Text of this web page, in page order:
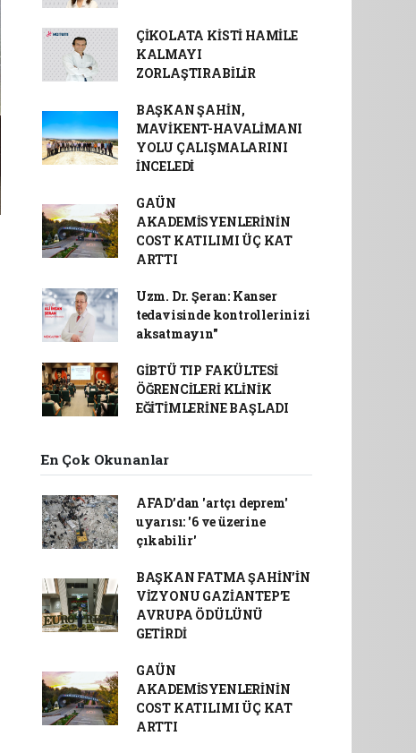
ÇİKOLATA KİSTİ HAMİLE
KALMAYI
ZORLAŞTIRABİLİR
BAŞKAN ŞAHİN,
MAVİKENT-HAVALİMANI
YOLU ÇALIŞMALARINI
İNCELEDİ
GAÜN
AKADEMİSYENLERİNİN
COST KATILIMI ÜÇ KAT
ARTTI
Uzm. Dr. Şeran: Kanser
tedavisinde kontrollerinizi
aksatmayın"
GİBTÜ TIP FAKÜLTESİ
ÖĞRENCİLERİ KLİNİK
EĞİTİMLERİNE BAŞLADI
En Çok Okunanlar
AFAD’dan 'artçı deprem'
uyarısı: '6 ve üzerine
çıkabilir'
BAŞKAN FATMA ŞAHİN’İN
VİZYONU GAZİANTEP’E
AVRUPA ÖDÜLÜNÜ
GETİRDİ
GAÜN
AKADEMİSYENLERİNİN
COST KATILIMI ÜÇ KAT
ARTTI